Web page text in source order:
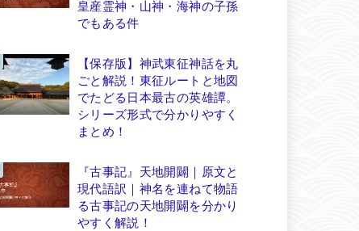
皇産霊神・山神・海神の子孫
でもある件
【保存版】神武東征神話を丸
ごと解説！東征ルートと地図
でたどる日本最古の英雄譚。
シリーズ形式で分かりやすく
まとめ！
『古事記』天地開闢｜原文と
現代語訳｜神名を連ねて物語
る古事記の天地開闢を分かり
やすく解説！